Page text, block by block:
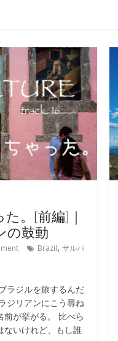
。[前編]｜
の鼓動
Brazil, サルバ
ラジルを旅するんだ
ジリアンにこう尋ね
前が挙がる。 比べら
ないけれど、もし誰